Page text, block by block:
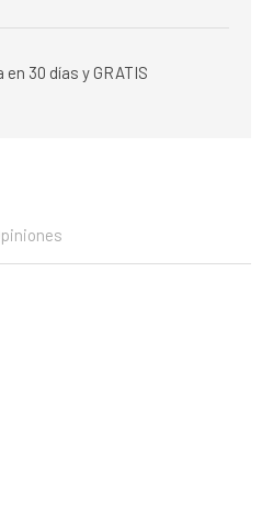
30 días y GRATIS